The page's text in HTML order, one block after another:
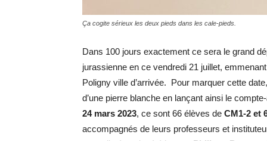
Ça cogite sérieux les deux pieds dans les cale-pieds.
Dans 100 jours exactement ce sera le grand
jurassienne en ce vendredi 21 juillet,
Poligny ville d’arrivée. Pour marquer cette date,
d’une pierre blanche en lançant ainsi le
24 mars 2023, ce sont 66 élèves de CM1-2 et
accompagnés de leurs professeurs et